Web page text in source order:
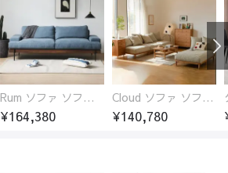
Rum ソファ ソファー おしゃれ 1人掛け～4人掛け ウォールナットorオーク材フレーム 西海岸風 肘掛
¥164,380
Cloud ソファ ソファーおしゃれ 1人掛け～3人掛け チェリー材フレーム 木製 北欧 おしゃれ 5カラー 自由レイアウト
¥140,780